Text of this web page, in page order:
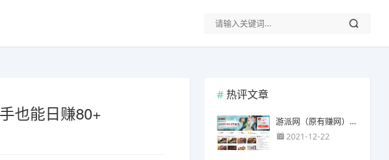
也能日赚80+
热评文章
游派网（原有赚网），主要以试玩游戏赚钱为主
2021-12-22